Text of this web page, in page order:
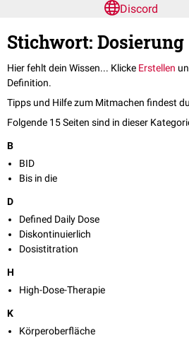
Discord
Stichwort: Dosierung
Hier fehlt dein Wissen... Klicke Erstellen
Definition.
Tipps und Hilfe zum Mitmachen findest
Folgende 15 Seiten sind in dieser
B
BID
Bis in die
D
Defined Daily Dose
Diskontinuierlich
Dosistitration
H
High-Dose-Therapie
K
Körperoberfläche